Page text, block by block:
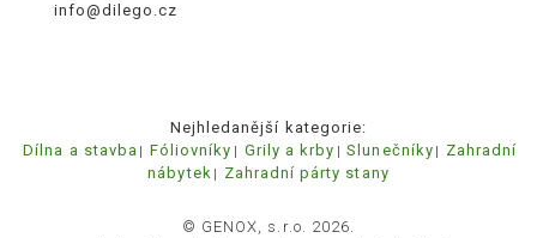
info@dilego.cz
Nejhledanější kategorie:
Dílna a stavba
Fóliovníky Grily a krby Slunečníky
Zahradní
nábytek
Zahradní párty stany
© GENOX, s.r.o. 2026.